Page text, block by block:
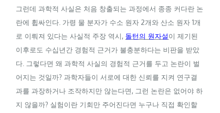
그런데 과학적 사실은 처음 창출되는 과정에서 종종 커다란 논
란에 휩싸인다. 가령 물 분자가 수소 원자 2개와 산소 원자 1개
로 이뤄져 있다는 사실적 주장 역시, 돌턴의 원자설이 제기된
이후로도 수십년간 경험적 근거가 불충분하다는 비판을 받았
다. 그렇다면 왜 과학적 사실의 경험적 근거를 두고 논란이 벌
어지는 것일까? 과학자들이 서로에 대한 신뢰를 지켜 연구결
과를 과장하거나 조작하지만 않는다면, 그런 논란은 없어야 하
지 않을까? 실험이란 기회만 주어진다면 누구나 직접 확인할